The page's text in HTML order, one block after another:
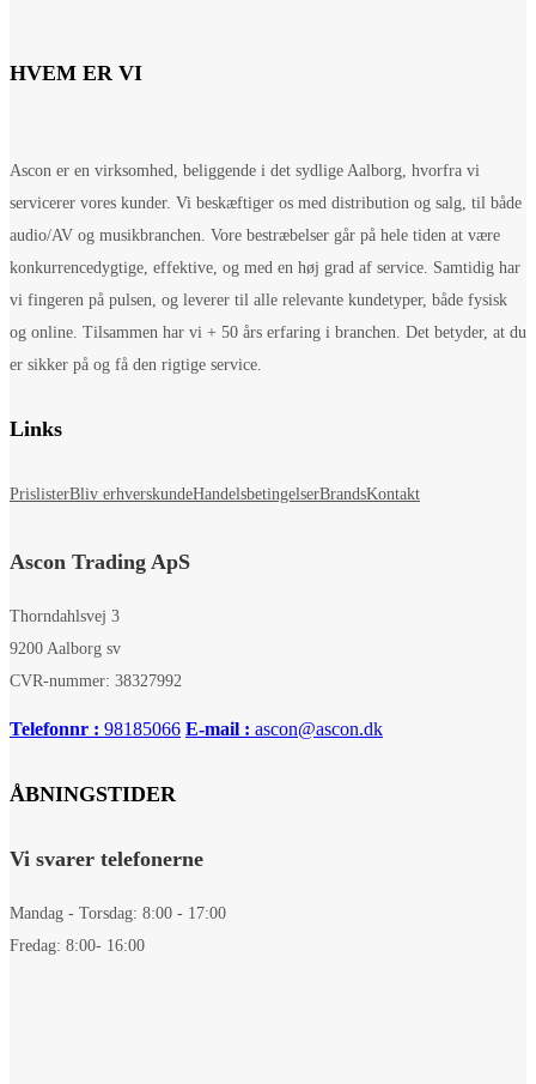
HVEM ER VI
Ascon er en virksomhed, beliggende i det sydlige Aalborg, hvorfra vi
servicerer vores kunder. Vi beskæftiger os med distribution og salg, til både
audio/AV og musikbranchen. Vore bestræbelser går på hele tiden at være
konkurrencedygtige, effektive, og med en høj grad af service. Samtidig har
vi fingeren på pulsen, og leverer til alle relevante kundetyper, både fysisk
og online. Tilsammen har vi + 50 års erfaring i branchen. Det betyder, at du
er sikker på og få den rigtige service.
Links
PrislisterBliv erhverskundeHandelsbetingelserBrandsKontakt
Ascon Trading ApS
Thorndahlsvej 3
9200 Aalborg sv
CVR-nummer: 38327992
Telefonnr : 98185066 E-mail : ascon@ascon.dk
ÅBNINGSTIDER
Vi svarer telefonerne
Mandag - Torsdag: 8:00 - 17:00
Fredag: 8:00- 16:00